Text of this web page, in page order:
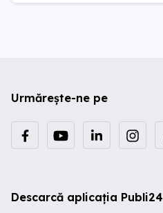
Urmărește-ne pe
Descarcă aplicația Publi24